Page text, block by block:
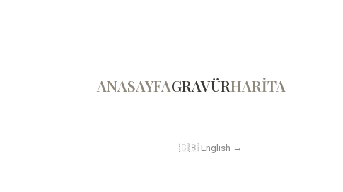
ANASAYFAGRAVÜRHARİTA
🇬🇧 English →